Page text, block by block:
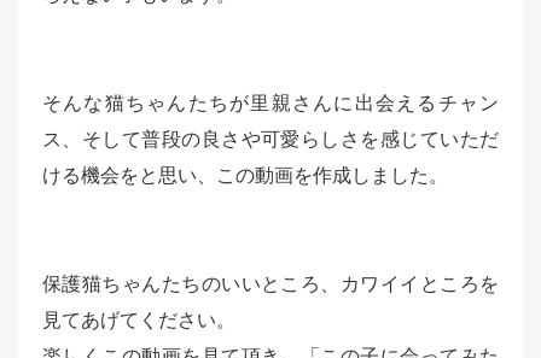
そんな猫ちゃんたちが里親さんに出会えるチャン
ス、そして普段の良さや可愛らしさを感じていただ
ける機会をと思い、この動画を作成しました。
保護猫ちゃんたちのいいところ、カワイイところを
見てあげてください。